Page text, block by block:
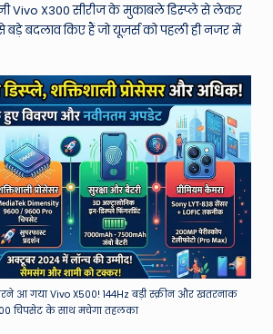
Vivo X300 सीरीज के मुकाबले डिस्प्ले से लेकर
बड़े बदलाव किए हैं जो यूज़र्स को पहली ही नजर में
आ गया Vivo X500! 144Hz बड़ी स्क्रीन और खतरनाक
चिपसेट के साथ मचेगा तहलका